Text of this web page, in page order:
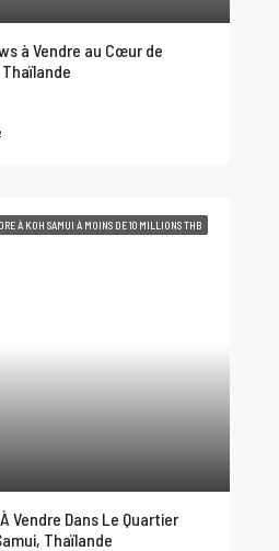
à Vendre au Cœur de
À KOH SAMUI À MOINS DE 10 MILLIONS THB
Vendre Dans Le Quartier
Thaïlande